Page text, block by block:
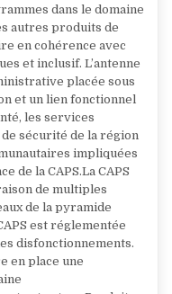
dans le domaine
autres produits de
en cohérence avec
et inclusif. L’antenne
placée sous
et un lien fonctionnel
les services
sécurité de la région
impliquées
de la CAPS.La CAPS
de multiples
de la pyramide
est réglementée
disfonctionnements.
en place une